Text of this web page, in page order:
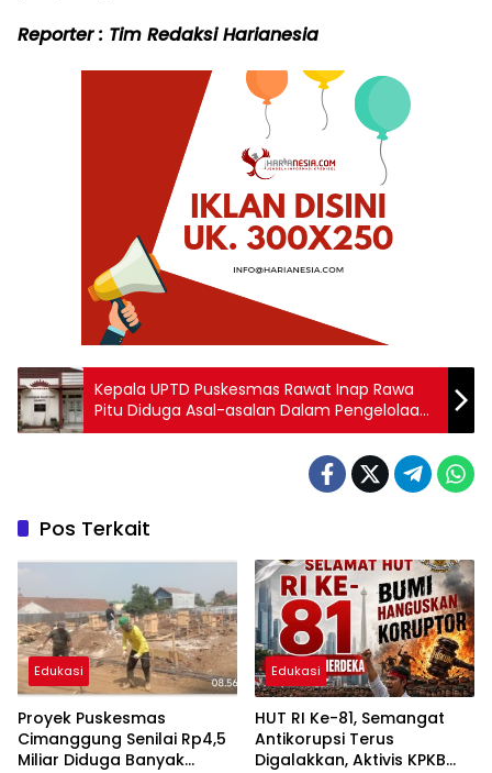
Reporter : Tim Redaksi Harianesia
Kepala UPTD Puskesmas Rawat Inap Rawa
Pitu Diduga Asal-asalan Dalam Pengelolaan
Limbah Medis
Pos Terkait
Edukasi
Proyek Puskesmas
Cimanggung Senilai Rp4,5
Miliar Diduga Banyak
Edukasi
HUT RI Ke-81, Semangat
Antikorupsi Terus
Digalakkan, Aktivis KPKB